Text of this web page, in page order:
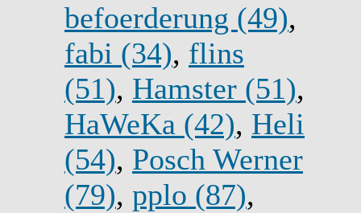
befoerderung (49),
fabi (34), flins
(51), Hamster (51),
HaWeKa (42), Heli
(54), Posch Werner
(79), pplo (87),